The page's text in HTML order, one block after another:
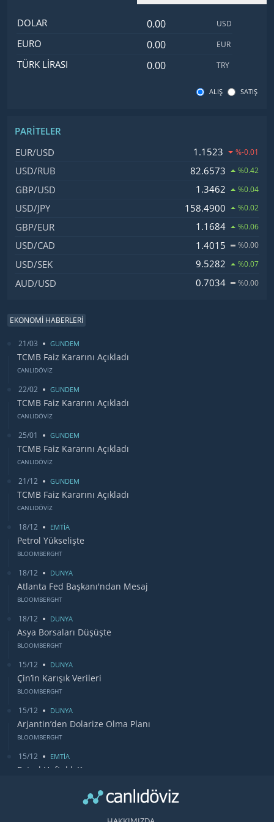
İsimDeğer
DOLAR Dolar değeri USD
EURO Euro değeri EUR
TÜRK LIRASI Türk Lirası değeri
TRY
ALIŞ SATIŞ
PARITELER
İsim, Kod
EUR/USD 1.1523 %-0.01
USD/RUB 82.6573 %0.42
GBP/USD 1.3462 %0.04
USD/JPY 158.4900 %0.02
GBP/EUR 1.1684 %0.06
USD/CAD 1.4015 %0.00
USD/SEK 9.5282 %0.07
AUD/USD 0.7034 %0.00
EKONOMİ HABERLERİ
21/03 GUNDEM
TCMB Faiz Kararını Açıkladı
CANLIDÖVİZ
22/02 GUNDEM
TCMB Faiz Kararını Açıkladı
CANLIDÖVİZ
25/01 GUNDEM
TCMB Faiz Kararını Açıkladı
CANLIDÖVİZ
21/12 GUNDEM
TCMB Faiz Kararını Açıkladı
CANLIDÖVİZ
18/12 EMTİA
Petrol Yükselişte
BLOOMBERGHT
18/12 DUNYA
Atlanta Fed Başkanı'ndan Mesaj
BLOOMBERGHT
18/12 DUNYA
Asya Borsaları Düşüşte
BLOOMBERGHT
15/12 DUNYA
Çin’in Karışık Verileri
BLOOMBERGHT
15/12 DUNYA
Arjantin’den Dolarize Olma Planı
BLOOMBERGHT
15/12 EMTİA
Petrol Haftalık Kazancı
Bugün Gözler Fed Faiz Kararında